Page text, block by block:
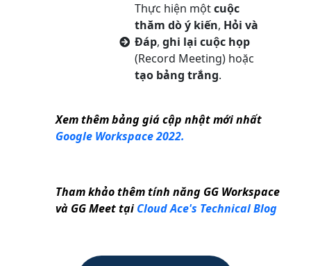
Thực hiện mộtcuộc
thăm dò ý kiến, Hỏi và
Đáp, ghi lại cuộc họp
(Record Meeting) hoặc
tạo bảng trắng.
Xem thêm bảng giá cập nhật mới nhất
Google Workspace 2022.
Tham khảo thêm tính năng GG Workspace
và GG Meet tại Cloud Ace's Technical Blog